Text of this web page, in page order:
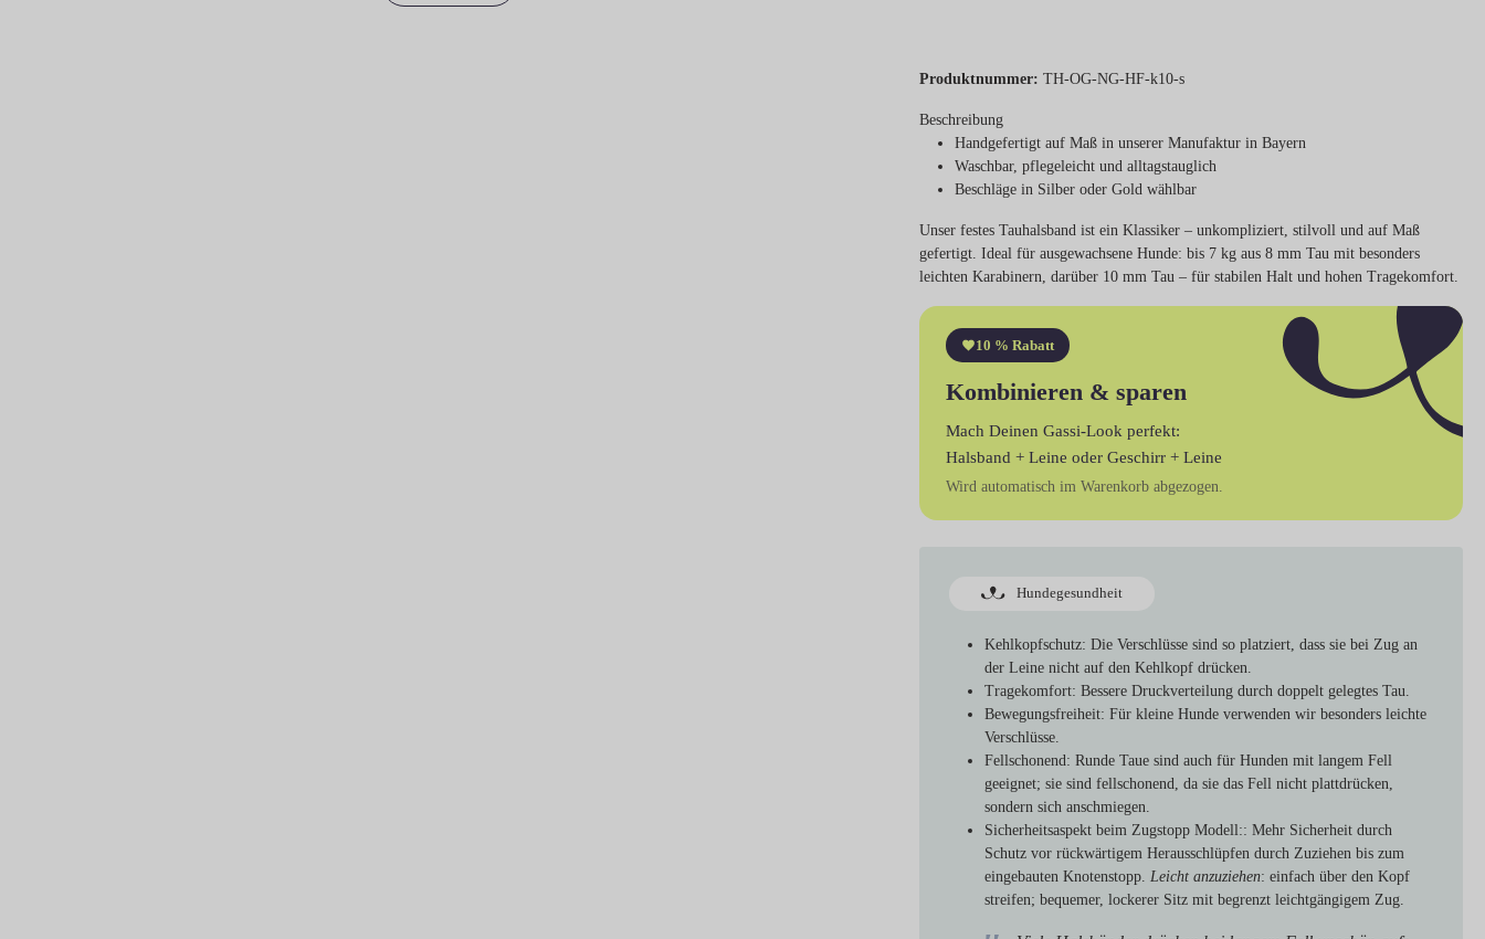
Produktnummer: TH-OG-NG-HF-k10-s
Beschreibung
Handgefertigt auf Maß in unserer Manufaktur in Bayern
Waschbar, pflegeleicht und alltagstauglich
Beschläge in Silber oder Gold wählbar
Unser festes Tauhalsband ist ein Klassiker – unkompliziert, stilvoll und auf Maß
gefertigt. Ideal für ausgewachsene Hunde: bis 7 kg aus 8 mm Tau mit besonders
leichten Karabinern, darüber 10 mm Tau – für stabilen Halt und hohen Tragekomfort.
10 % Rabatt
Kombinieren & sparen
Mach Deinen Gassi-Look perfekt:
Halsband + Leine oder Geschirr + Leine
Wird automatisch im Warenkorb abgezogen.
Hundegesundheit
Kehlkopfschutz: Die Verschlüsse sind so platziert, dass sie bei Zug an
der Leine nicht auf den Kehlkopf drücken.
Tragekomfort: Bessere Druckverteilung durch doppelt gelegtes Tau.
Bewegungsfreiheit: Für kleine Hunde verwenden wir besonders leichte
Verschlüsse.
Fellschonend: Runde Taue sind auch für Hunden mit langem Fell
geeignet; sie sind fellschonend, da sie das Fell nicht plattdrücken,
sondern sich anschmiegen.
Sicherheitsaspekt beim Zugstopp Modell:: Mehr Sicherheit durch
Schutz vor rückwärtigem Herausschlüpfen durch Zuziehen bis zum
eingebauten Knotenstopp. Leicht anzuziehen: einfach über den Kopf
streifen; bequemer, lockerer Sitz mit begrenzt leichtgängigem Zug.